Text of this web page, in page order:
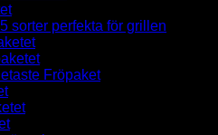
sorter perfekta för grillen
Fröpaket